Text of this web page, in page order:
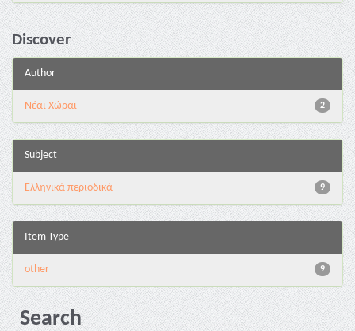
Discover
Author
2
Νέαι Χώραι
Subject
9
Ελληνικά περιοδικά
Item Type
9
other
Search